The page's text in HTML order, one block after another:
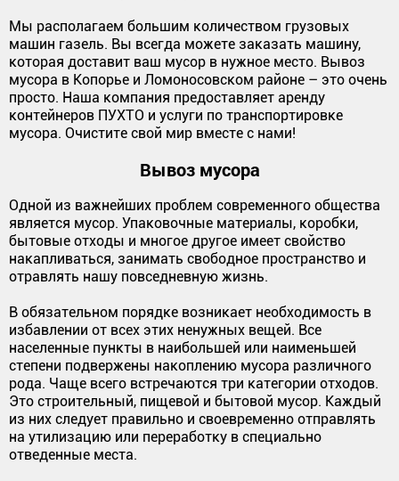
Мы располагаем большим количеством грузовых
машин газель. Вы всегда можете заказать машину,
которая доставит ваш мусор в нужное место. Вывоз
мусора в Копорье и Ломоносовском районе – это очень
просто. Наша компания предоставляет аренду
контейнеров ПУХТО и услуги по транспортировке
мусора. Очистите свой мир вместе с нами!
Вывоз мусора
Одной из важнейших проблем современного общества
является мусор. Упаковочные материалы, коробки,
бытовые отходы и многое другое имеет свойство
накапливаться, занимать свободное пространство и
отравлять нашу повседневную жизнь.
В обязательном порядке возникает необходимость в
избавлении от всех этих ненужных вещей. Все
населенные пункты в наибольшей или наименьшей
степени подвержены накоплению мусора различного
рода. Чаще всего встречаются три категории отходов.
Это строительный, пищевой и бытовой мусор. Каждый
из них следует правильно и своевременно отправлять
на утилизацию или переработку в специально
отведенные места.